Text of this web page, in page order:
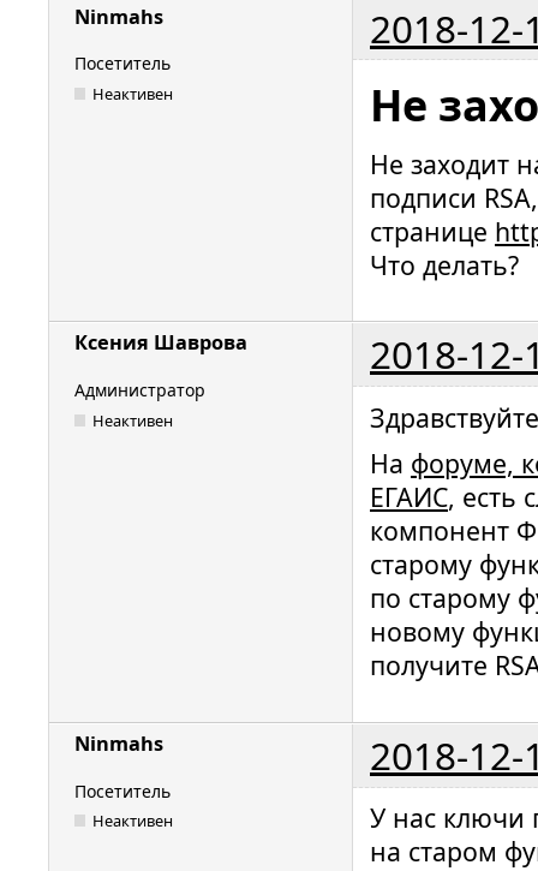
Ninmahs 2018-12-
Посетитель
Неактивен Не
Не заходит
подписи
странице
Что делать?
Ксения Шаврова 2018-12-
Администратор
Неактивен
На форуме,
ЕГАИС, есть
компонент
старому
по старому
новому
получите
Ninmahs 2018-12-
Посетитель
Неактивен
У нас ключи
на старом